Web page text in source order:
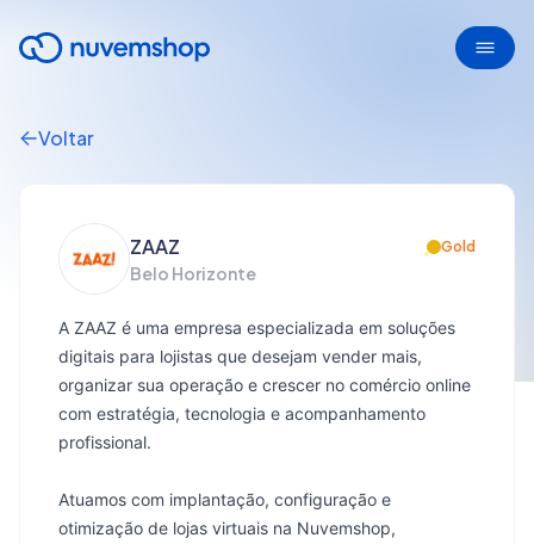
Voltar
ZAAZ Gold
Belo Horizonte
A ZAAZ é uma empresa especializada em soluções
digitais para lojistas que desejam vender mais,
organizar sua operação e crescer no comércio online
com estratégia, tecnologia e acompanhamento
profissional.
Atuamos com implantação, configuração e
otimização de lojas virtuais na Nuvemshop,